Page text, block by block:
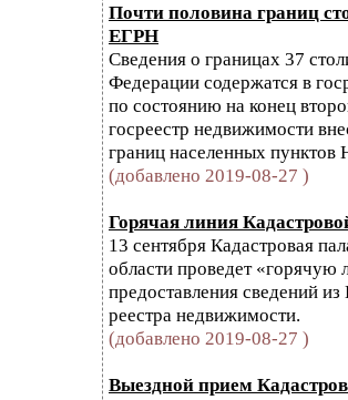
Почти половина границ
ЕГРН
Сведения о границах 37
Федерации содержатся в
по состоянию на конец
госреестр недвижимости
границ населенных пунктов
(добавлено 2019-08-27 )
Горячая линия
13 сентября Кадастровая
области проведет
предоставления сведений
реестра недвижимости.
(добавлено 2019-08-27 )
Выездной прием